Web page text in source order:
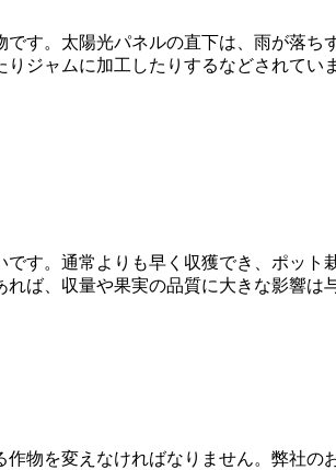
す。太陽光パネルの直下は、雨が落
ジャムに加工したりするなどされて
す。通常よりも早く収獲でき、ポッ
ば、収量や果実の品質に大きな影響
物を変えなければなりません。弊社